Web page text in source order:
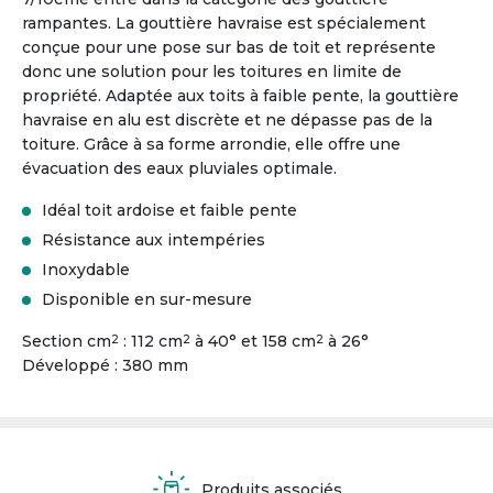
rampantes. La gouttière havraise est spécialement
conçue pour une pose sur bas de toit et représente
donc une solution pour les toitures en limite de
propriété. Adaptée aux toits à faible pente, la gouttière
havraise en alu est discrète et ne dépasse pas de la
toiture. Grâce à sa forme arrondie, elle offre une
évacuation des eaux pluviales optimale.
Idéal toit ardoise et faible pente
Résistance aux intempéries
Inoxydable
Disponible en sur-mesure
Section cm2 : 112 cm2 à 40° et 158 cm2 à 26°
Développé : 380 mm